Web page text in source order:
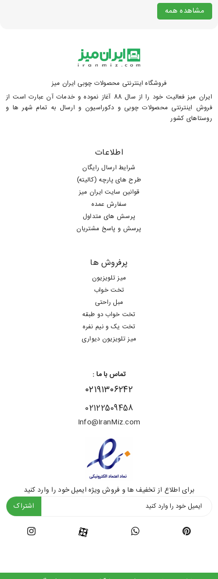
مشاهده همه
فروشگاه اینترنتی محصولات چوبی ایران میز
ایران میز فعالیت خود را از سال 88 آغاز نموده و خدمات آن عبارت است از
فروش اینترنتی محصولات چوبی و دکوراسیون و ارسال به تمام شهر ها و
روستاهای کشور
اطلاعات
شرایط ارسال رایگان
طرح های پارچه (کالیته)
قوانین سایت ایران میز
سفارش عمده
پرسش های متداول
پرسش و پاسخ مشتریان
پرفروش ها
میز تلویزیون
تخت خواب
مبل راحتی
تخت خواب دو طبقه
تخت یک و نیم نفره
میز تلویزیون دیواری
تماس با ما :
۰۲۱۹۱۳۰۶۲۴۲
02122509458
Info@IranMiz.com
برای اطلاع از تخفیف ها و فروش ویژه ایمیل خود را وارد کنید
اشتراک